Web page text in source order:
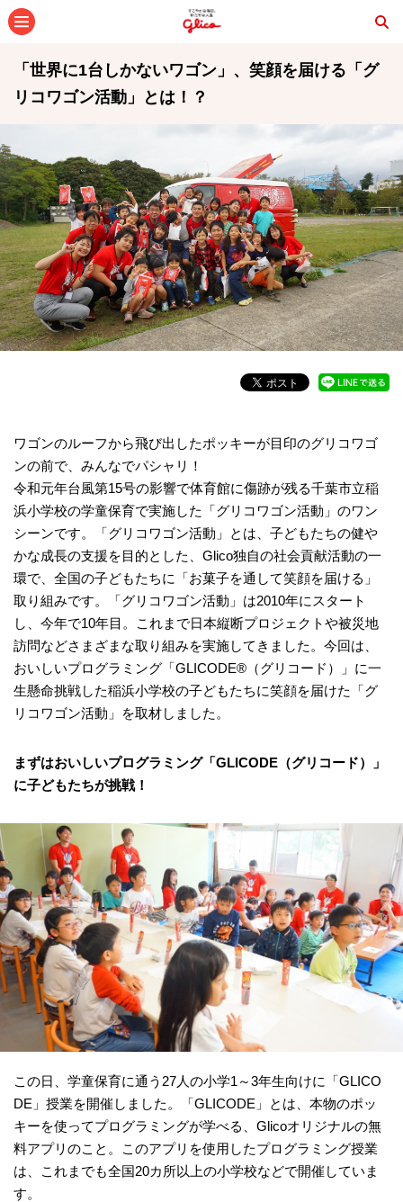
「世界に1台しかないワゴン」、笑顔を届ける「グ
リコワゴン活動」とは！？
ワゴンのルーフから飛び出したポッキーが目印のグリコワゴ
ンの前で、みんなでパシャリ！
令和元年台風第15号の影響で体育館に傷跡が残る千葉市立稲
浜小学校の学童保育で実施した「グリコワゴン活動」のワン
シーンです。「グリコワゴン活動」とは、子どもたちの健や
かな成長の支援を目的とした、Glico独自の社会貢献活動の一
環で、全国の子どもたちに「お菓子を通して笑顔を届ける」
取り組みです。「グリコワゴン活動」は2010年にスタート
し、今年で10年目。これまで日本縦断プロジェクトや被災地
訪問などさまざまな取り組みを実施してきました。今回は、
おいしいプログラミング「GLICODE®（グリコード）」に一
生懸命挑戦した稲浜小学校の子どもたちに笑顔を届けた「グ
リコワゴン活動」を取材しました。
まずはおいしいプログラミング「GLICODE（グリコード）」
に子どもたちが挑戦！
この日、学童保育に通う27人の小学1～3年生向けに「GLICO
DE」授業を開催しました。「GLICODE」とは、本物のポッ
キーを使ってプログラミングが学べる、Glicoオリジナルの無
料アプリのこと。このアプリを使用したプログラミング授業
は、これまでも全国20カ所以上の小学校などで開催していま
す。